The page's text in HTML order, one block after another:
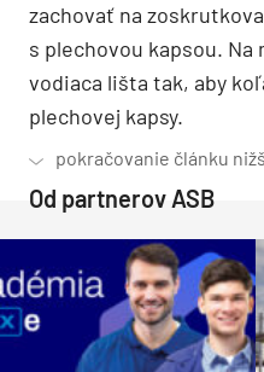
zachovať na
s plechovou kapsou.
vodiaca lišta tak, aby
plechovej kapsy.
Od partnerov ASB